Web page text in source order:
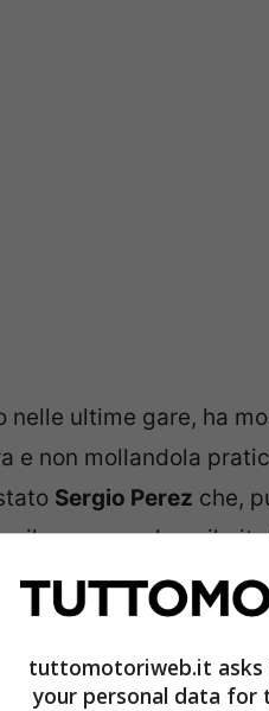
nelle ultime gare, ha
e non mollandola
Sergio Perez che,
il sorpasso dopo il pit
in un paio di giri
della corsa.
che si stava
tuttomotoriweb.it asks
your personal data for